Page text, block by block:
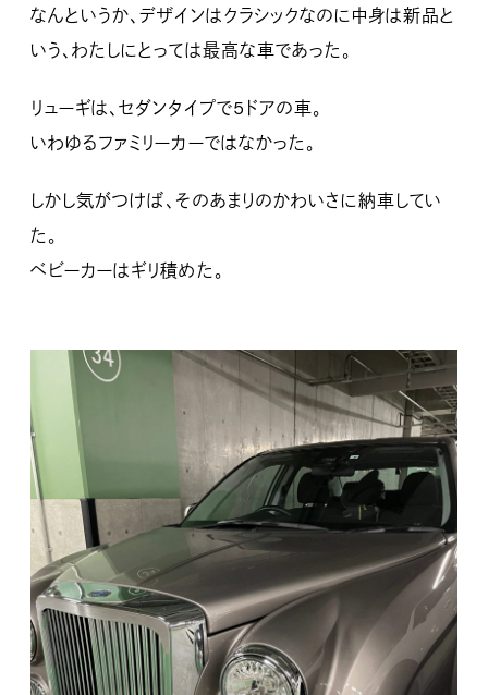
なんというか、デザインはクラシックなのに中身は新品と
いう、わたしにとっては最高な車であった。
リューギは、セダンタイプで5ドアの車。
いわゆるファミリーカーではなかった。
しかし気がつけば、そのあまりのかわいさに納車してい
た。
ベビーカーはギリ積めた。